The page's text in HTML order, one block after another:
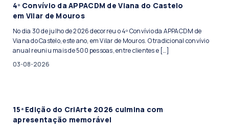
4º Convívio da APPACDM de Viana do Castelo
em Vilar de Mouros
No dia 30 de julho de 2026 decorreu o 4º Convívio da APPACDM de
Viana do Castelo, este ano, em Vilar de Mouros. O tradicional convívio
anual reuniu mais de 500 pessoas, entre clientes e […]
03-08-2026
15ª Edição do CriArte 2026 culmina com
apresentação memorável